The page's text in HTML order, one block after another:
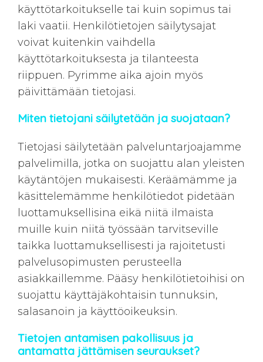
käyttötarkoitukselle tai kuin sopimus tai
laki vaatii. Henkilötietojen säilytysajat
voivat kuitenkin vaihdella
käyttötarkoituksesta ja tilanteesta
riippuen. Pyrimme aika ajoin myös
päivittämään tietojasi.
Miten tietojani säilytetään ja suojataan?
Tietojasi säilytetään palveluntarjoajamme
palvelimilla, jotka on suojattu alan yleisten
käytäntöjen mukaisesti. Keräämämme ja
käsittelemämme henkilötiedot pidetään
luottamuksellisina eikä niitä ilmaista
muille kuin niitä työssään tarvitseville
taikka luottamuksellisesti ja rajoitetusti
palvelusopimusten perusteella
asiakkaillemme. Pääsy henkilötietoihisi on
suojattu käyttäjäkohtaisin tunnuksin,
salasanoin ja käyttöoikeuksin.
Tietojen antamisen pakollisuus ja
antamatta jättämisen seuraukset?